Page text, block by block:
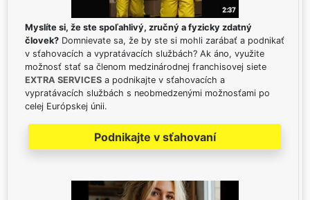
Myslíte si, že ste spoľahlivý, zručný a fyzicky zdatný
človek? Domnievate sa, že by ste si mohli zarábať a podnikať
v sťahovacích a vypratávacích službách? Ak áno, využite
možnosť stať sa členom medzinárodnej franchisovej siete
EXTRA SERVICES a podnikajte v sťahovacích a
vypratávacích službách s neobmedzenými možnosťami po
celej Európskej únii.
Podnikajte v sťahovaní